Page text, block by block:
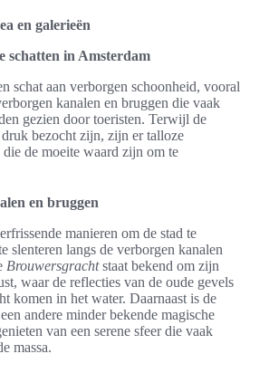
en galerieën
schatten in Amsterdam
schat aan verborgen schoonheid, vooral
kanalen en bruggen die vaak
gezien door toeristen. Terwijl de
druk bezocht zijn, zijn er talloze
de moeite waard zijn om te
en bruggen
manieren om de stad te
slenteren langs de verborgen kanalen
Brouwersgrachtstaat bekend om zijn
waar de reflecties van de oude gevels
komen in het water. Daarnaast is de
een andere minder bekende magische
van een serene sfeer die vaak
massa.